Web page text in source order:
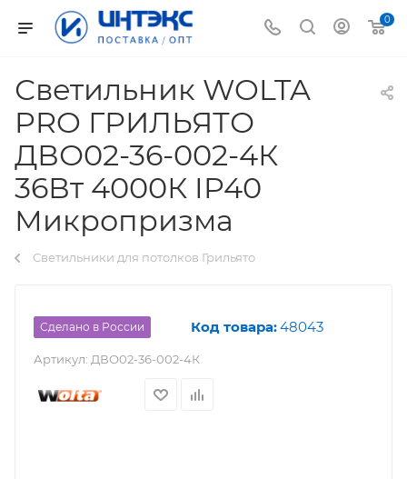
0
Светильник WOLTA
PRO ГРИЛЬЯТО
ДВО02-36-002-4К
36Вт 4000К IP40
Микропризма
Светильники для потолков Грильято
Сделано в России Код товара:48043
Артикул: ДВО02-36-002-4К